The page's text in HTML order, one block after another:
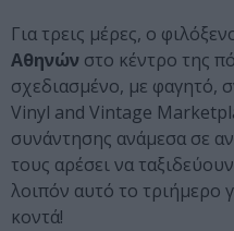
Για τρεις μέρες, ο
Αθηνών στο κέντρο της
σχεδιασμένο, με φαγητό,
Vinyl and Vintage
συνάντησης ανάμεσα σε
τους αρέσει να
λοιπόν αυτό το τριήμερο
κοντά!